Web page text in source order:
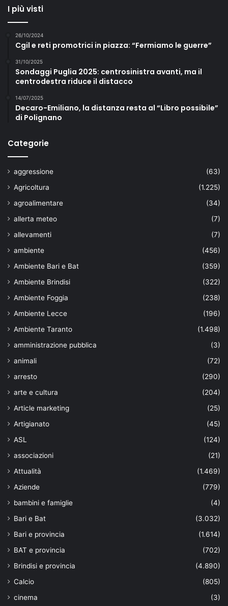
I più visti
26/10/2024
Cgil e reti promotrici in piazza: “Fermiamo le guerre”
31/10/2025
Sondaggi Puglia 2025: centrosinistra avanti, ma il
centrodestra riduce il distacco
14/07/2025
Decaro-Emiliano, la distanza resta al “Libro possibile”
di Polignano
Categorie
aggressione
(63)
Agricoltura
(1.225)
agroalimentare
(34)
allerta meteo
(7)
allevamenti
(7)
ambiente
(456)
Ambiente Bari e Bat
(359)
Ambiente Brindisi
(322)
Ambiente Foggia
(238)
Ambiente Lecce
(196)
Ambiente Taranto
(1.498)
amministrazione pubblica
(3)
animali
(72)
arresto
(290)
arte e cultura
(204)
Article marketing
(25)
Artigianato
(45)
ASL
(124)
associazioni
(21)
Attualità
(1.469)
Aziende
(779)
bambini e famiglie
(4)
Bari e Bat
(3.032)
Bari e provincia
(1.614)
BAT e provincia
(702)
Brindisi e provincia
(4.890)
Calcio
(805)
cinema
(3)